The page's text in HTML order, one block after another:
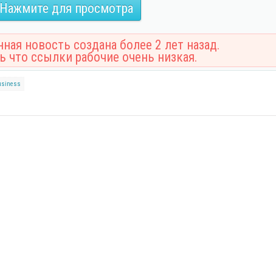
Нажмите для просмотра
новость создана более 2 лет назад.
что ссылки рабочие очень низкая.